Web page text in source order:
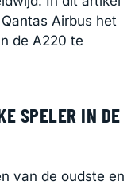
Airbus het
de A220 te
SPELER IN DE
van de oudste en